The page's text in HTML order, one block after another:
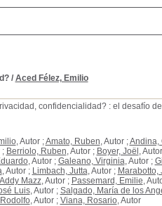
/ Aced Félez, Emilio
confidencialidad? : el desafío
, Autor ;Amato, Ruben, Autor ;Andina,
; Berriolo, Ruben, Autor ; Boyer, Joël ,
, Autor ; Galeano, Virginia, Autor ;
, Autor ; Limbach, Jutta, Autor ; Marabotto,
Addy Mazz, Autor ; Passemard, Emilie,
Luis, Autor ; Salgado, María de los
, Autor ; Viana, Rosario, Autor